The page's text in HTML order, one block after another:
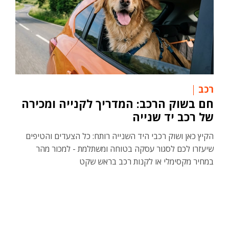
רכב
חם בשוק הרכב: המדריך לקנייה ומכירה
של רכב יד שנייה
הקיץ כאן ושוק רכבי היד השנייה רותח: כל הצעדים והטיפים
שיעזרו לכם לסגור עסקה בטוחה ומשתלמת - למכור מהר
במחיר מקסימלי או לקנות רכב בראש שקט